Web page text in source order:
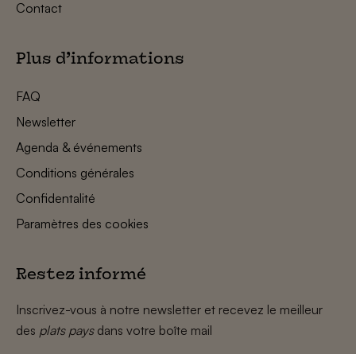
Contact
Plus d’informations
FAQ
Newsletter
Agenda & événements
Conditions générales
Confidentalité
Paramètres des cookies
Restez informé
Inscrivez-vous à notre newsletter et recevez le meilleur
des plats paysdans votre boîte mail